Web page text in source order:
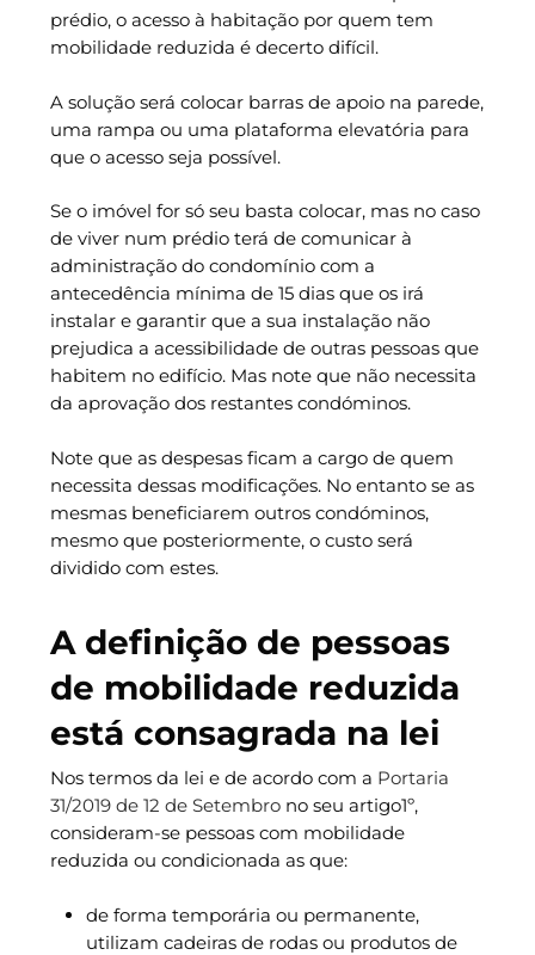
prédio, o acesso à habitação por quem tem
mobilidade reduzida é decerto difícil.
A solução será colocar barras de apoio na parede,
uma rampa ou uma plataforma elevatória para
que o acesso seja possível.
Se o imóvel for só seu basta colocar, mas no caso
de viver num prédio terá de comunicar à
administração do condomínio com a
antecedência mínima de 15 dias que os irá
instalar e garantir que a sua instalação não
prejudica a acessibilidade de outras pessoas que
habitem no edifício. Mas note que não necessita
da aprovação dos restantes condóminos.
Note que as despesas ficam a cargo de quem
necessita dessas modificações. No entanto se as
mesmas beneficiarem outros condóminos,
mesmo que posteriormente, o custo será
dividido com estes.
A definição de pessoas
de mobilidade reduzida
está consagrada na lei
Nos termos da lei e de acordo com a Portaria
31/2019 de 12 de Setembrono seu artigo1º,
consideram-se pessoas com mobilidade
reduzida ou condicionada as que:
de forma temporária ou permanente,
utilizam cadeiras de rodas ou produtos de